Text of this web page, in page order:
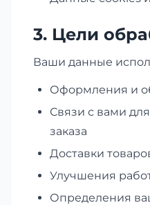
3. Цели
Ваши данные
Оформления и
Связи с вами
заказа
Доставки
Улучшения
Определения